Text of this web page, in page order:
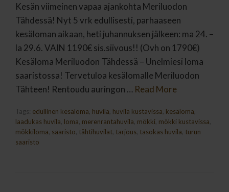
Kesän viimeinen vapaa ajankohta Meriluodon
Tähdessä! Nyt 5 vrk edullisesti, parhaaseen
kesäloman aikaan, heti juhannuksen jälkeen: ma 24. –
la 29.6. VAIN 1190€ sis.siivous!! (Ovh on 1790€)
Kesäloma Meriluodon Tähdessä – Unelmiesi loma
saaristossa! Tervetuloa kesälomalle Meriluodon
Tähteen! Rentoudu auringon … Read More
Tags: edullinen kesäloma huvila huvila kustavissa kesäloma
laadukas huvila loma merenrantahuvila mökki mökki kustavissa
mökkiloma saaristo tähtihuvilat tarjous tasokas huvila turun
saaristo